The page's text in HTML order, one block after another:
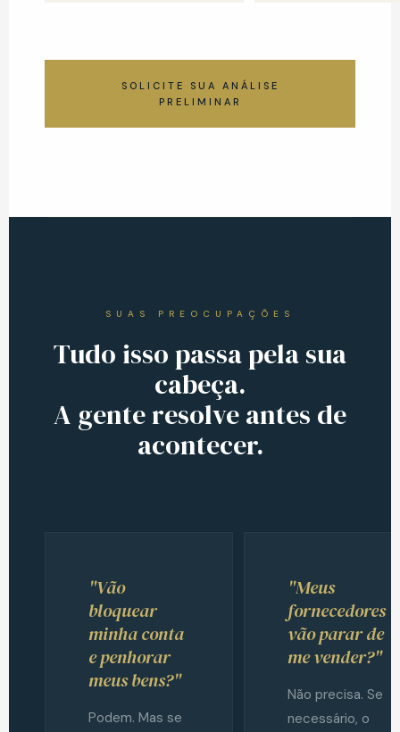
SOLICITE SUA ANÁLISE
PRELIMINAR
SUAS PREOCUPAÇÕES
Tudo isso passa pela sua
cabeça.
A gente resolve antes de
acontecer.
"Vão
bloquear
minha conta
e penhorar
meus bens?"
Podem. Mas se
"Meus
fornecedores
vão parar de
me vender?"
Não precisa. Se
necessário, o